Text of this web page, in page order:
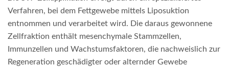
Verfahren, bei dem Fettgewebe mittels Liposuktion
entnommen und verarbeitet wird. Die daraus gewonnene
Zellfraktion enthält mesenchymale Stammzellen,
Immunzellen und Wachstumsfaktoren, die nachweislich zur
Regeneration geschädigter oder alternder Gewebe